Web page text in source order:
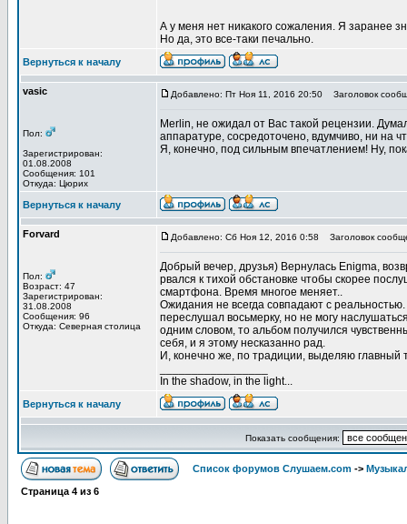
А у меня нет никакого сожаления. Я заранее
Но да, это все-таки печально.
Вернуться к началу
vasic
Пол:
Зарегистрирован:
01.08.2008
Сообщения: 101
Откуда: Цюрих
Добавлено: Пт Ноя 11, 2016 20:50 Заголовок
Merlin, не ожидал от Вас такой рецензии.
аппаратуре, сосредоточено, вдумчиво, ни на
Я, конечно, под сильным впечатлением! Ну,
Вернуться к началу
Forvard
Пол:
Возраст: 47
Зарегистрирован:
31.08.2008
Сообщения: 96
Откуда: Северная столица
Добавлено: Сб Ноя 12, 2016 0:58 Заголовок
Добрый вечер, друзья) Вернулась Enigma,
рвался к тихой обстановке чтобы скорее
смартфона. Время многое меняет..
Ожидания не всегда совпадают с
переслушал восьмерку, но не могу
одним словом, то альбом получился
себя, и я этому несказанно рад.
И, конечно же, по традиции, выделяю главный
In the shadow, in the light...
Вернуться к началу
Показать сообщения:
Список форумов Слушаем.com ->
Страница 4 из 6